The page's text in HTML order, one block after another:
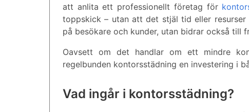
att anlita ett professionellt företag för
toppskick – utan att det stjäl tid eller
på besökare och kunder, utan bidrar också till
Oavsett om det handlar om ett mindre
regelbunden kontorsstädning en investering i
Vad ingår i kontorsstädning?